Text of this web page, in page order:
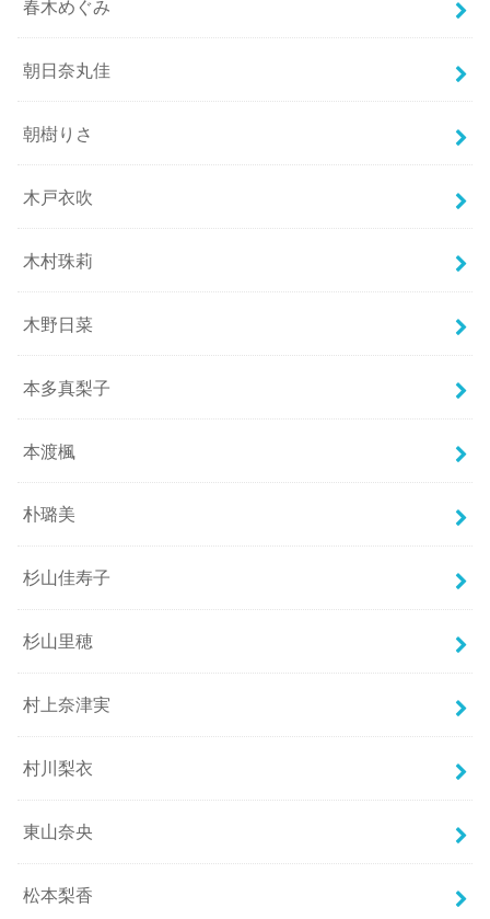
春木めぐみ
朝日奈丸佳
朝樹りさ
木戸衣吹
木村珠莉
木野日菜
本多真梨子
本渡楓
朴璐美
杉山佳寿子
杉山里穂
村上奈津実
村川梨衣
東山奈央
松本梨香